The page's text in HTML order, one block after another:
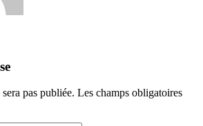
pas publiée. Les champs obligatoires